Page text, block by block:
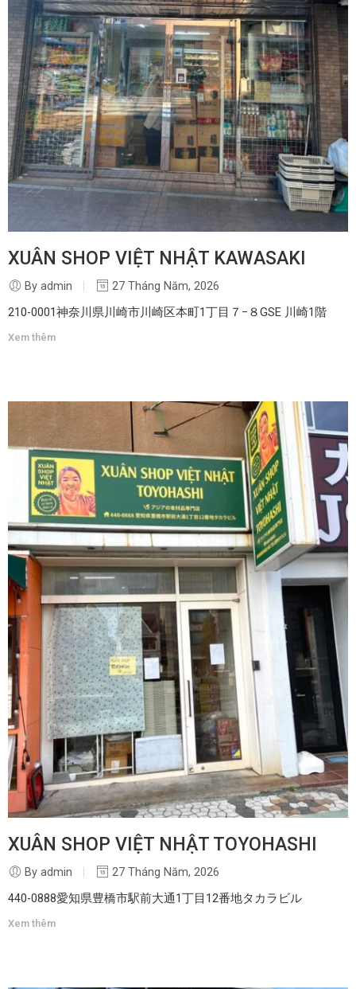
XUÂN SHOP VIỆT NHẬT KAWASAKI
By admin
27 Tháng Năm, 2026
210-0001神奈川県川崎市川崎区本町1丁目７−８GSE 川崎1階
Xem thêm
XUÂN SHOP VIỆT NHẬT TOYOHASHI
By admin
27 Tháng Năm, 2026
440-0888愛知県豊橋市駅前大通1丁目12番地タカラビル
Xem thêm